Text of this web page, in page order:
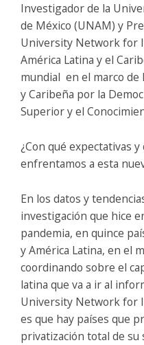
Investigador de la
de México (UNAM) y
University Network for
América Latina y el
mundial en el marco de
y Caribeña por la
Superior y el
¿Con qué expectativas
enfrentamos a esta
En los datos y
investigación que hice
pandemia, en quince
y América Latina, en el
coordinando sobre el
latina que va a ir al
University Network for
es que hay países que
privatización total de su